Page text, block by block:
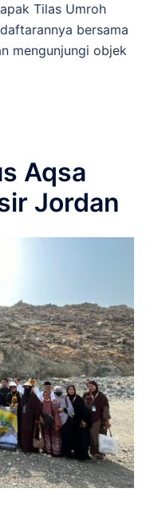
Tilas Umroh
bersama
mengunjungi objek
Aqsa
Jordan